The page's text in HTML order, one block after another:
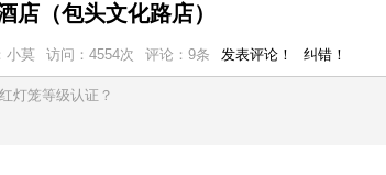
店（包头文化路店）
小莫 访问： 4554次 评论：9条 发表评论！ 纠错！
灯笼等级认证？